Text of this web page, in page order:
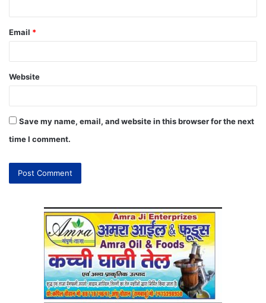
Email *
Website
Save my name, email, and website in this browser for the next
time I comment.